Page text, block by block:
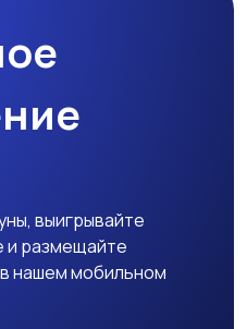
выигрывайте
и размещайте
нашем мобильном